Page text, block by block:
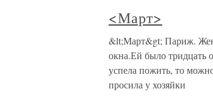
<Март>
&lt;Март&gt; Париж.
окна.Ей было тридцать
успела пожить, то
просила у хозяйки